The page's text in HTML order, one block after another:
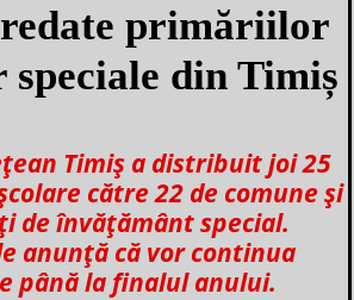
primăriilor
speciale din Timiș
Timiș a distribuit joi 25
către 22 de comune și
de învățământ special.
anunță că vor continua
până la finalul anului.